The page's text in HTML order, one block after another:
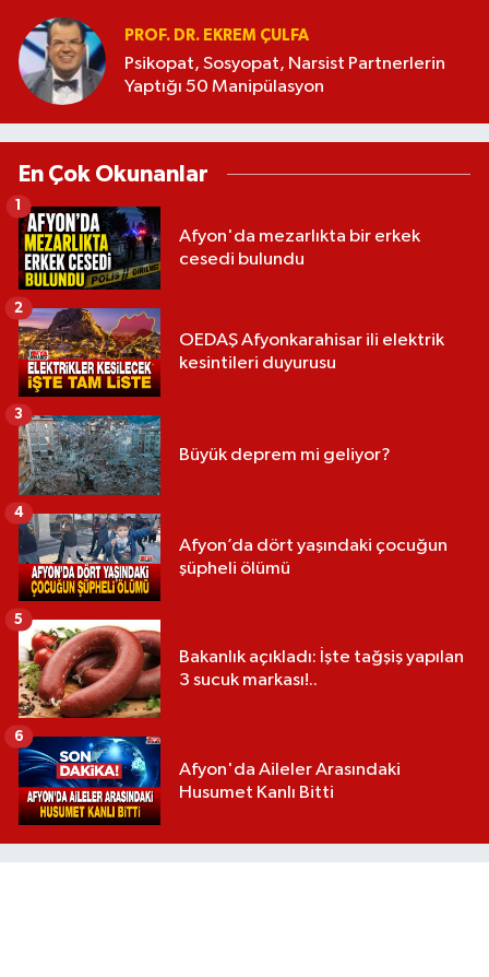
PROF. DR. EKREM ÇULFA
Psikopat, Sosyopat, Narsist Partnerlerin
Yaptığı 50 Manipülasyon
En Çok Okunanlar
Afyon'da mezarlıkta bir erkek
cesedi bulundu
1
OEDAŞ Afyonkarahisar ili elektrik
kesintileri duyurusu
2
Büyük deprem mi geliyor?
3
Afyon’da dört yaşındaki çocuğun
şüpheli ölümü
4
Bakanlık açıkladı: İşte tağşiş yapılan
3 sucuk markası!..
5
Afyon'da Aileler Arasındaki
Husumet Kanlı Bitti
6